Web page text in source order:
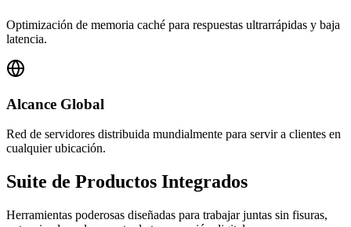
Optimización de memoria caché para respuestas ultrarrápidas y baja
latencia.
Alcance Global
Red de servidores distribuida mundialmente para servir a clientes en
cualquier ubicación.
Suite de Productos Integrados
Herramientas poderosas diseñadas para trabajar juntas sin fisuras,